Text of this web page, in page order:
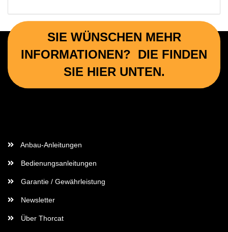
SIE WÜNSCHEN MEHR
INFORMATIONEN? DIE FINDEN
SIE HIER UNTEN.
Anbau-Anleitungen
Bedienungsanleitungen
Garantie / Gewährleistung
Newsletter
Über Thorcat